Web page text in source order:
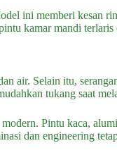
ini memberi kesan
kamar mandi
air. Selain itu,
tukang saat
Pintu kaca,
dan engineering